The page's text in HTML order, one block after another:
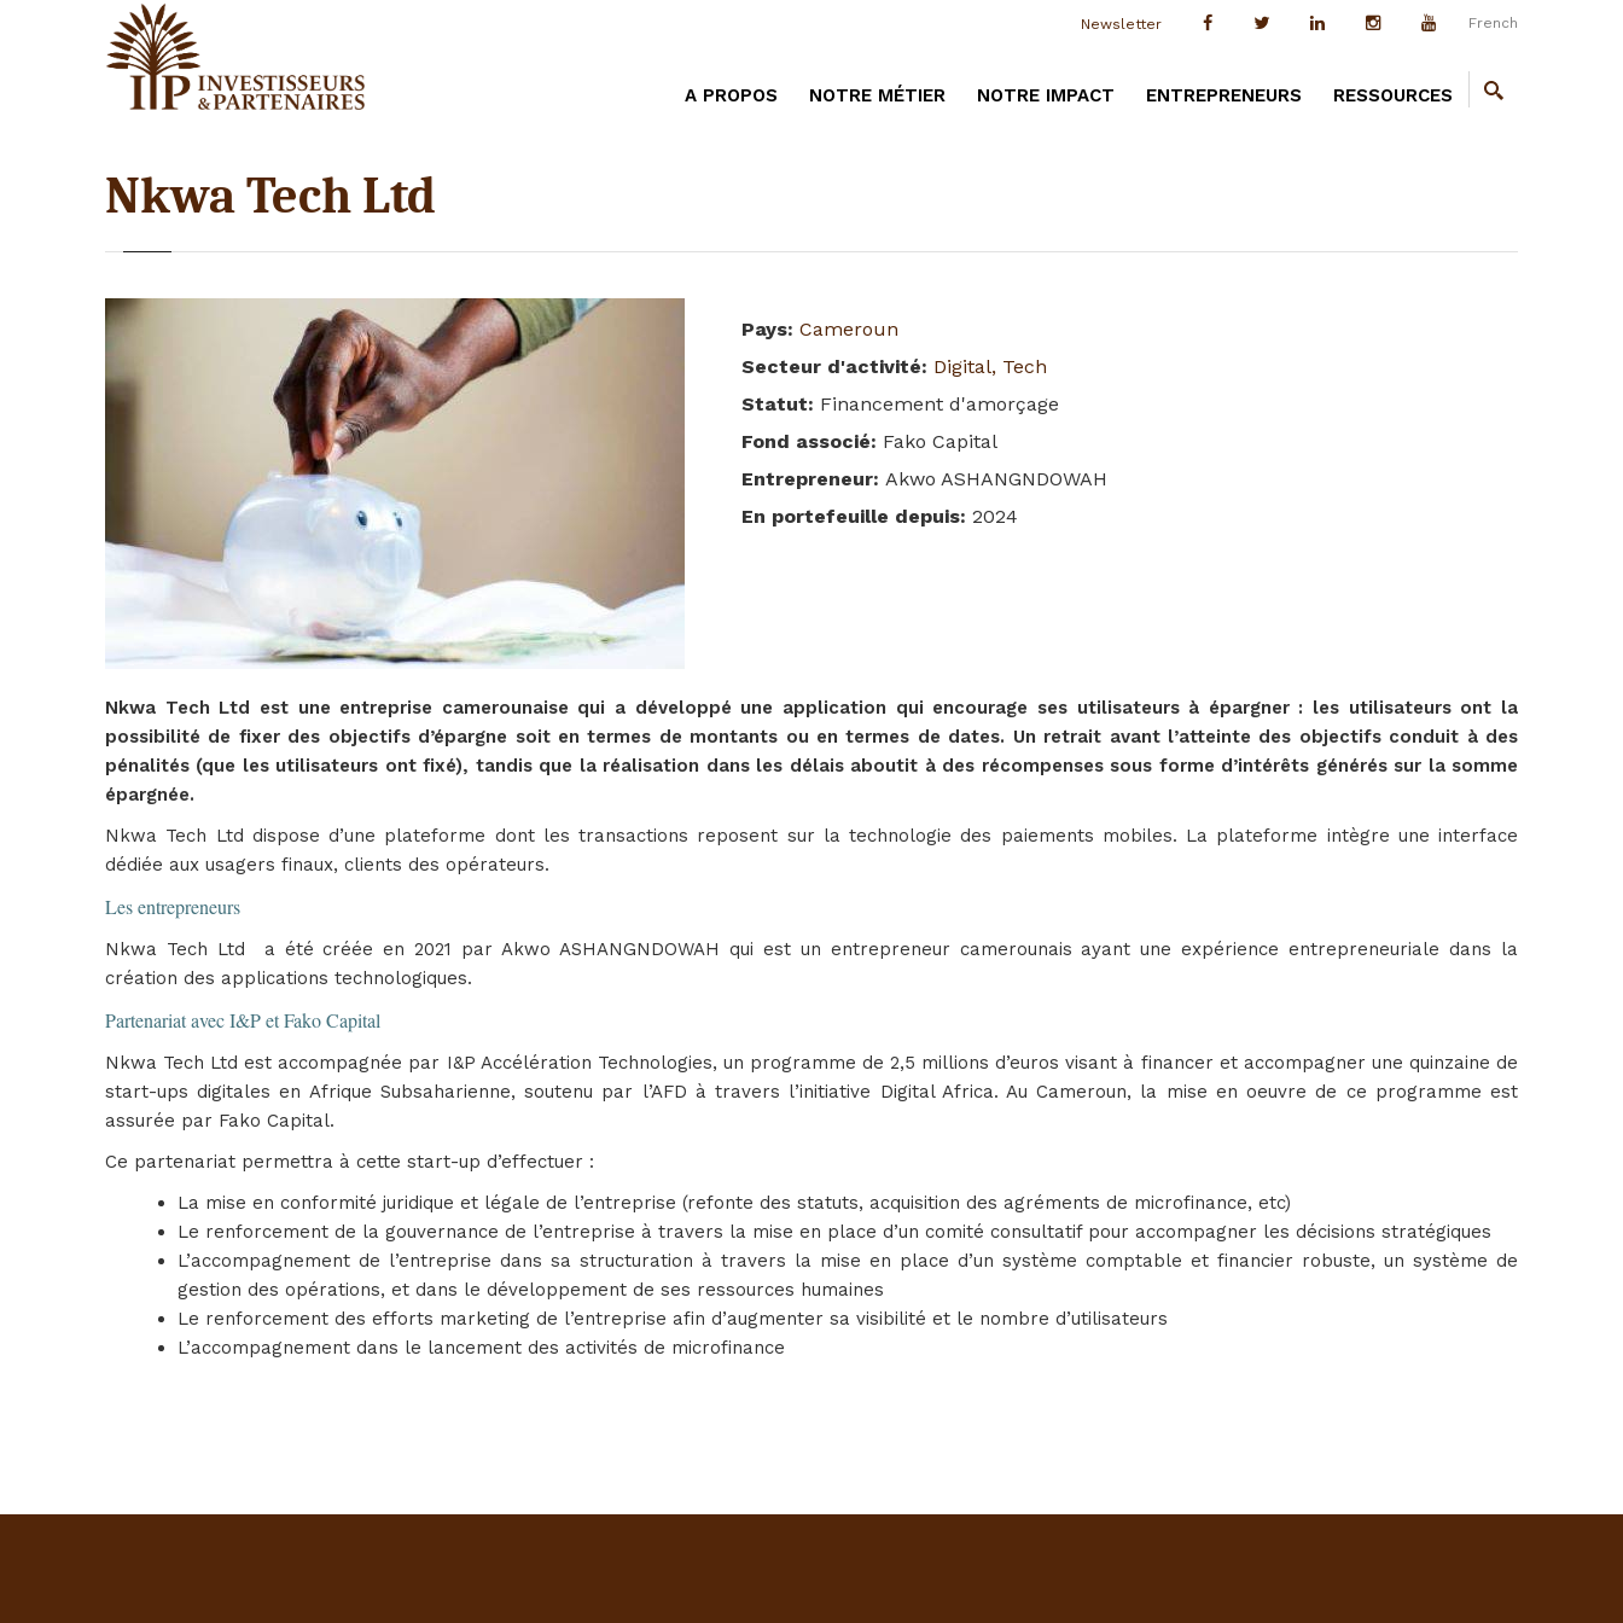
French
Newsletter
A PROPOS NOTRE MÉTIER NOTRE IMPACT ENTREPRENEURS RESSOURCES
Nkwa Tech Ltd
Pays: Cameroun
Secteur d'activité: Digital, Tech
Statut: Financement d'amorçage
Fond associé: Fako Capital
Entrepreneur: Akwo ASHANGNDOWAH
En portefeuille depuis: 2024
Nkwa Tech Ltd est une entreprise camerounaise qui a développé une application qui encourage ses utilisateurs à épargner : les utilisateurs ont la
possibilité de fixer des objectifs d’épargne soit en termes de montants ou en termes de dates. Un retrait avant l’atteinte des objectifs conduit à des
pénalités (que les utilisateurs ont fixé), tandis que la réalisation dans les délais aboutit à des récompenses sous forme d’intérêts générés sur la somme
épargnée.
Nkwa Tech Ltd dispose d’une plateforme dont les transactions reposent sur la technologie des paiements mobiles. La plateforme intègre une interface
dédiée aux usagers finaux, clients des opérateurs.
Les entrepreneurs
Nkwa Tech Ltd a été créée en 2021 par Akwo ASHANGNDOWAH qui est un entrepreneur camerounais ayant une expérience entrepreneuriale dans la
création des applications technologiques.
Partenariat avec I&P et Fako Capital
Nkwa Tech Ltd est accompagnée par I&P Accélération Technologies, un programme de 2,5 millions d’euros visant à financer et accompagner une quinzaine de
start-ups digitales en Afrique Subsaharienne, soutenu par l’AFD à travers l’initiative Digital Africa. Au Cameroun, la mise en oeuvre de ce programme est
assurée par Fako Capital.
Ce partenariat permettra à cette start-up d’effectuer :
La mise en conformité juridique et légale de l’entreprise (refonte des statuts, acquisition des agréments de microfinance, etc)
Le renforcement de la gouvernance de l’entreprise à travers la mise en place d’un comité consultatif pour accompagner les décisions stratégiques
L’accompagnement de l’entreprise dans sa structuration à travers la mise en place d’un système comptable et financier robuste, un système de
gestion des opérations, et dans le développement de ses ressources humaines
Le renforcement des efforts marketing de l’entreprise afin d’augmenter sa visibilité et le nombre d’utilisateurs
L’accompagnement dans le lancement des activités de microfinance